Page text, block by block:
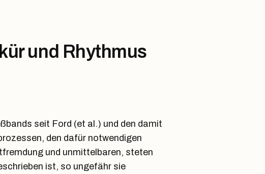
und Rhythmus
seit Ford (et al.) und den damit
den dafür notwendigen
und unmittelbaren, steten
ist, so ungefähr sie